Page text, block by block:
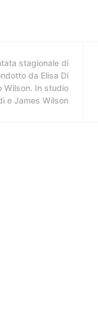
stagionale di
da Elisa Di
Wilson. In studio
e James Wilson